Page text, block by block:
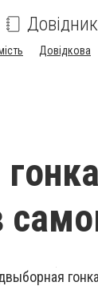
Довідник
Довідкова